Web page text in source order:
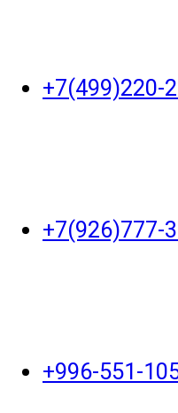
+7(499)220-
+7(926)777-
+996-551-